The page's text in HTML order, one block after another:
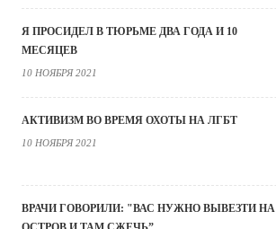
Я ПРОСИДЕЛ В ТЮРЬМЕ ДВА ГОДА И 10
МЕСЯЦЕВ
10 НОЯБРЯ 2021
АКТИВИЗМ ВО ВРЕМЯ ОХОТЫ НА ЛГБТ
10 НОЯБРЯ 2021
ВРАЧИ ГОВОРИЛИ: "ВАС НУЖНО ВЫВЕЗТИ НА